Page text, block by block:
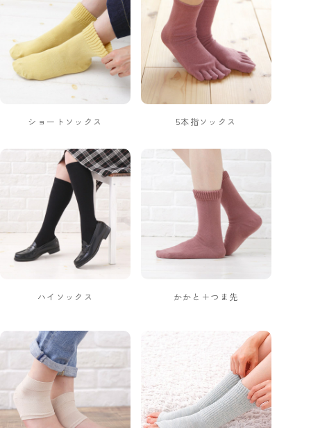
ショートソックス 5本指ソックス
ハイソックス かかと＋つま先